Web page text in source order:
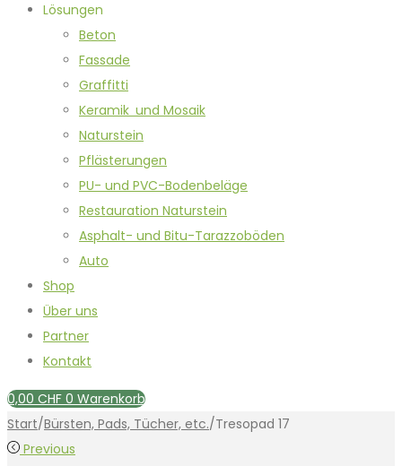
Lösungen
Beton
Fassade
Graffitti
Keramik und Mosaik
Naturstein
Pflästerungen
PU- und PVC-Bodenbeläge
Restauration Naturstein
Asphalt- und Bitu-Tarazzoböden
Auto
Shop
Über uns
Partner
Kontakt
0,00 CHF 0 Warenkorb
Start/Bürsten, Pads, Tücher, etc./Tresopad 17
Previous